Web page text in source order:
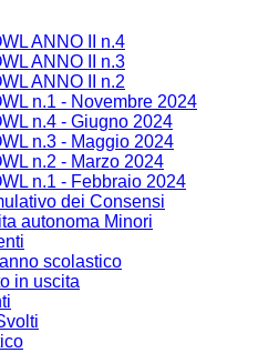
ANNO II n.4
ANNO II n.3
ANNO II n.2
n.1 - Novembre 2024
n.4 - Giugno 2024
n.3 - Maggio 2024
n.2 - Marzo 2024
n.1 - Febbraio 2024
dei Consensi
autonoma Minori
scolastico
in uscita